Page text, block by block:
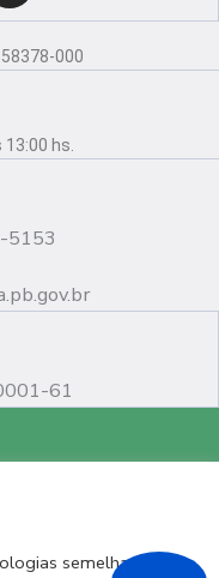
I
n
s
g
r
000
hs.
5153
61
semelhantes de